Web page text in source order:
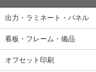
出力・ラミネート・パネル
看板・フレーム・備品
オフセット印刷